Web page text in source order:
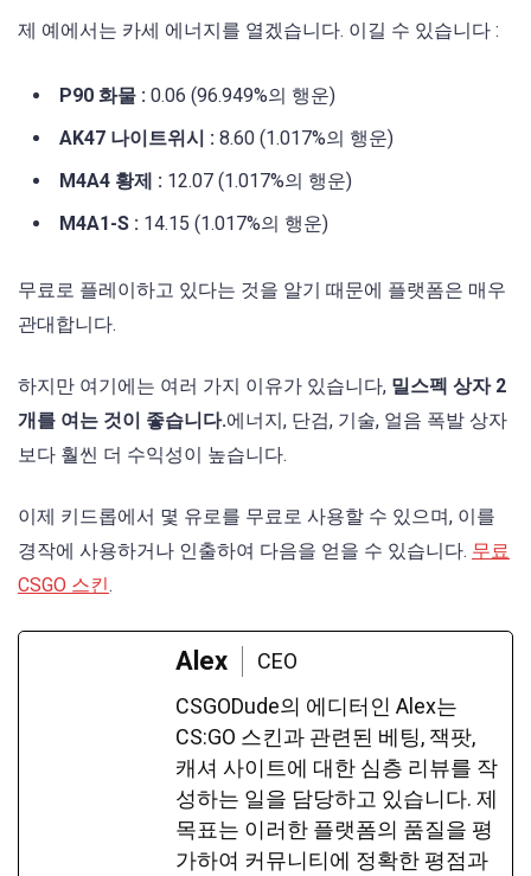
제 예에서는 카세 에너지를 열겠습니다. 이길 수 있습니다 :
P90 화물 : 0.06 (96.949%의 행운)
AK47 나이트위시 : 8.60 (1.017%의 행운)
M4A4 황제 : 12.07 (1.017%의 행운)
M4A1-S : 14.15 (1.017%의 행운)
무료로 플레이하고 있다는 것을 알기 때문에 플랫폼은 매우
관대합니다.
하지만 여기에는 여러 가지 이유가 있습니다, 밀스펙 상자 2
개를 여는 것이 좋습니다.에너지, 단검, 기술, 얼음 폭발 상자
보다 훨씬 더 수익성이 높습니다.
이제 키드롭에서 몇 유로를 무료로 사용할 수 있으며, 이를
경작에 사용하거나 인출하여 다음을 얻을 수 있습니다. 무료
CSGO 스킨.
Alex
CEO
CSGODude의 에디터인 Alex는
CS:GO 스킨과 관련된 베팅, 잭팟,
캐셔 사이트에 대한 심층 리뷰를 작
성하는 일을 담당하고 있습니다. 제
목표는 이러한 플랫폼의 품질을 평
가하여 커뮤니티에 정확한 평점과